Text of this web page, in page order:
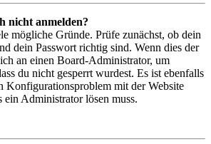
nicht anmelden?
mögliche Gründe. Prüfe zunächst, ob dein
dein Passwort richtig sind. Wenn dies der
an einen Board-Administrator, um
du nicht gesperrt wurdest. Es ist ebenfalls
Konfigurationsproblem mit der Website
ein Administrator lösen muss.